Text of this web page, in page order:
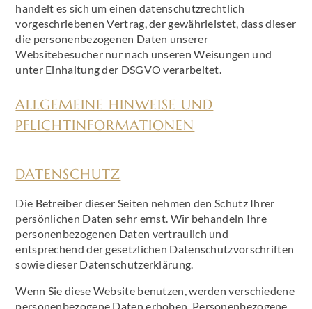
handelt es sich um einen datenschutzrechtlich
vorgeschriebenen Vertrag, der gewährleistet, dass dieser
die personenbezogenen Daten unserer
Websitebesucher nur nach unseren Weisungen und
unter Einhaltung der DSGVO verarbeitet.
ALLGEMEINE HINWEISE UND
PFLICHTINFORMATIONEN
DATENSCHUTZ
Die Betreiber dieser Seiten nehmen den Schutz Ihrer
persönlichen Daten sehr ernst. Wir behandeln Ihre
personenbezogenen Daten vertraulich und
entsprechend der gesetzlichen Datenschutzvorschriften
sowie dieser Datenschutzerklärung.
Wenn Sie diese Website benutzen, werden verschiedene
personenbezogene Daten erhoben. Personenbezogene